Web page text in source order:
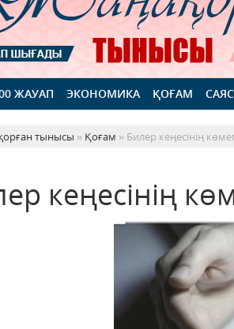
ЖАУАП ЭКОНОМИКА ҚОҒАМ
тынысы » Қоғам » Билер кеңесінің
кеңесінің